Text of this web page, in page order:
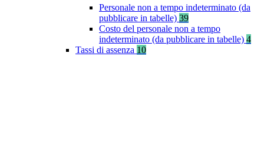
Personale non a tempo indeterminato (da
pubblicare in tabelle) 39
Costo del personale non a tempo
indeterminato (da pubblicare in tabelle) 4
Tassi di assenza 10